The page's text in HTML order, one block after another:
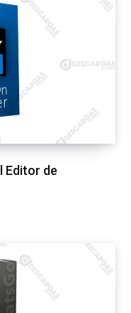
Editor de